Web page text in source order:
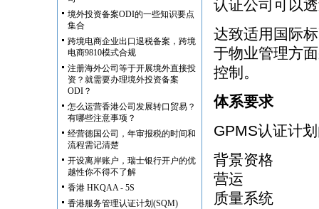
境外投资备案ODI的一些知识要点
集合
跨境电商企业出口退税备案，跨境
电商9810模式合规
注册海外公司等于开展境外直接投
资？就需要办理境外投资备案
ODI？
怎么运营香港公司发展转口贸易？
有哪些注意事项？
经营德国公司，年审报税的时间和
流程需记清楚
开设离岸账户，瑞士银行开户的优
越性你不得不了解
香港 HKQAA - 5S
香港服务管理认证计划(SQM)
认证公司可以
达致适用国际
于物业管理方
控制。
体系要求
GPMS认证计
背景资格
营运
质量系统